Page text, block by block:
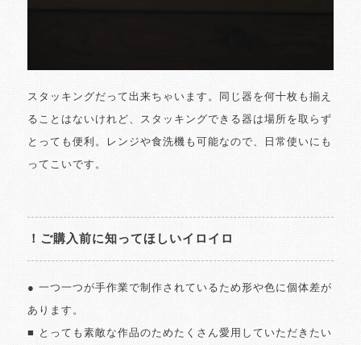
スタッキングだって出来ちゃいます。同じ器を何十枚も揃え
ることはないけれど、スタッキングできる器は場所を取らず
とっても便利。レンジや食洗機も可能なので、日常使いにも
ってこいです。
！ご購入前に知ってほしいイロイロ
● 一つ一つが手作業で制作されているため形や色に個体差が
あります。
■ とっても素敵な作品のためたくさん愛用していただきたい